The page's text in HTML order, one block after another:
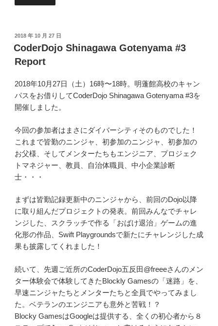
投
稿
日:
2018 年 10 月 27 日
CoderDojo Shinagawa Gotenyama #3
Report
2018年10月27日（土）16時〜18時。明蓬館高校のキャン
パスをお借りしてCoderDojo Shinagawa Gotenyama #3を
開催しました。
今回の参加者はまさにダイバーシティそのものでした！
これまで皆勤のニンジャ、初参加のニンジャ、初参加の
お父様、そしてメンターたちもエンジニア、プロジェク
トマネジャー、教員、自治体職員、中小企業診断
士・・・
まずは皆勤記録更新中のニンジャから、前回のDojo以降
に取り組んだプロジェクトの発表。前回みんなでチャレ
ンジした、スクラッチで作る「おばけ退治」ゲームの進
化形の作品、Swift Playgroundsで新たにチャレンジした成
果も披露してくれました！
続いて、先週ご近所のCoderDojo五反田@freeeさんのメン
ター体験会で体験してきたBlockly Gamesの「迷路」を、
早速ニンジャたちとメンターたちと全員でやってみまし
た。ベテランのエンジニアも意外と苦戦！？
Blocky GamesはGoogleは提供する、全くの初心者から８